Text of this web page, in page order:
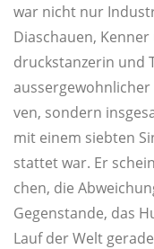
war nicht nur
Dia­schau­en,
drucks­tan­ze­rin und
ven, son­dern
mit einem sieb­ten
stat­tet war. Er
chen, die
Gegen­stan­de, das
Lauf der Welt